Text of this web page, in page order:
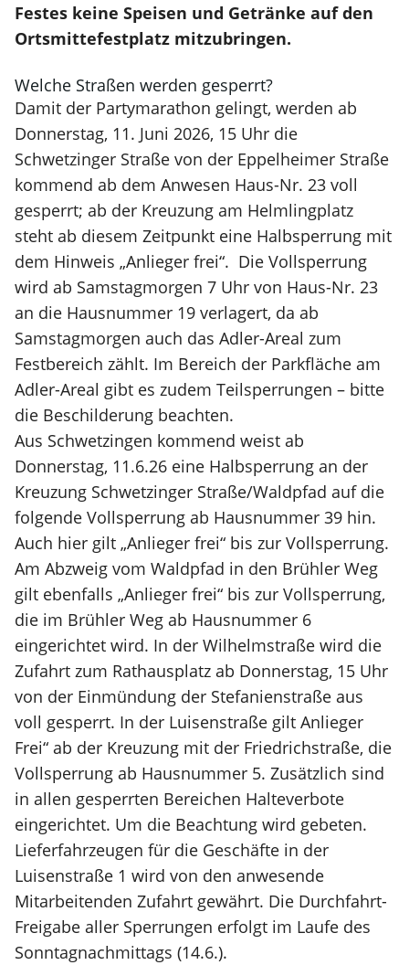
Festes keine Speisen und Getränke auf den
Ortsmittefestplatz mitzubringen.
Welche Straßen werden gesperrt?
Damit der Partymarathon gelingt, werden ab
Donnerstag, 11. Juni 2026, 15 Uhr die
Schwetzinger Straße von der Eppelheimer Straße
kommend ab dem Anwesen Haus-Nr. 23 voll
gesperrt; ab der Kreuzung am Helmlingplatz
steht ab diesem Zeitpunkt eine Halbsperrung mit
dem Hinweis „Anlieger frei“. Die Vollsperrung
wird ab Samstagmorgen 7 Uhr von Haus-Nr. 23
an die Hausnummer 19 verlagert, da ab
Samstagmorgen auch das Adler-Areal zum
Festbereich zählt. Im Bereich der Parkfläche am
Adler-Areal gibt es zudem Teilsperrungen – bitte
die Beschilderung beachten.
Aus Schwetzingen kommend weist ab
Donnerstag, 11.6.26 eine Halbsperrung an der
Kreuzung Schwetzinger Straße/Waldpfad auf die
folgende Vollsperrung ab Hausnummer 39 hin.
Auch hier gilt „Anlieger frei“ bis zur Vollsperrung.
Am Abzweig vom Waldpfad in den Brühler Weg
gilt ebenfalls „Anlieger frei“ bis zur Vollsperrung,
die im Brühler Weg ab Hausnummer 6
eingerichtet wird. In der Wilhelmstraße wird die
Zufahrt zum Rathausplatz ab Donnerstag, 15 Uhr
von der Einmündung der Stefanienstraße aus
voll gesperrt. In der Luisenstraße gilt Anlieger
Frei“ ab der Kreuzung mit der Friedrichstraße, die
Vollsperrung ab Hausnummer 5. Zusätzlich sind
in allen gesperrten Bereichen Halteverbote
eingerichtet. Um die Beachtung wird gebeten.
Lieferfahrzeugen für die Geschäfte in der
Luisenstraße 1 wird von den anwesende
Mitarbeitenden Zufahrt gewährt. Die Durchfahrt-
Freigabe aller Sperrungen erfolgt im Laufe des
Sonntagnachmittags (14.6.).